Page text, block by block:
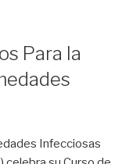
Para la
Infecciosas